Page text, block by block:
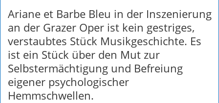
Ariane et Barbe Bleu in der Inszenierung
an der Grazer Oper ist kein gestriges,
verstaubtes Stück Musikgeschichte. Es
ist ein Stück über den Mut zur
Selbstermächtigung und Befreiung
eigener psychologischer
Hemmschwellen.